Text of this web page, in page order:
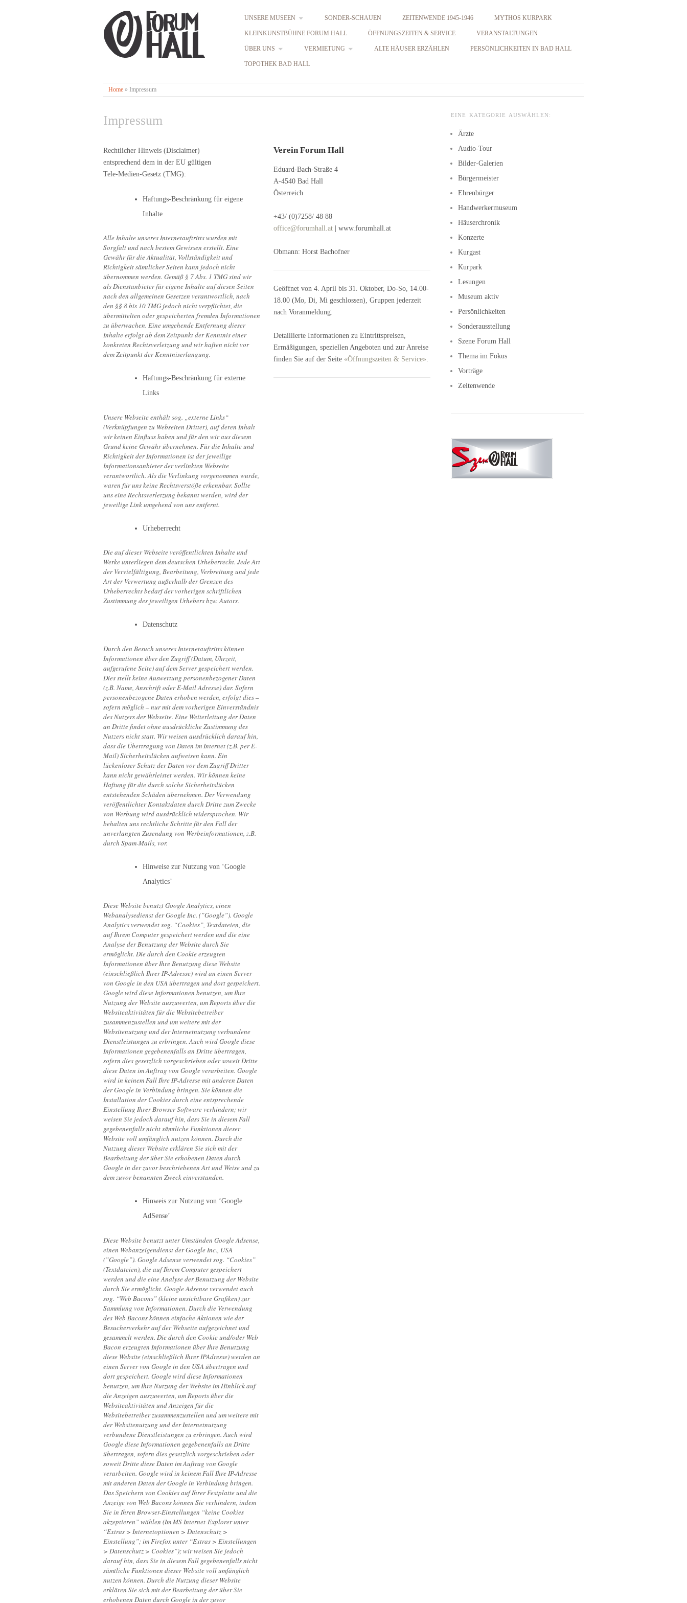
UNSERE MUSEEN SONDER-SCHAUEN ZEITENWENDE 1945-1946 MYTHOS KURPARK
KLEINKUNSTBÜHNE FORUM HALL ÖFFNUNGSZEITEN & SERVICE VERANSTALTUNGEN
ÜBER UNS VERMIETUNG ALTE HÄUSER ERZÄHLEN PERSÖNLICHKEITEN IN BAD HALL
TOPOTHEK BAD HALL
Home » Impressum
Impressum
Rechtlicher Hinweis (Disclaimer)
entsprechend dem in der EU gültigen
Tele-Medien-Gesetz (TMG):
Haftungs-Beschränkung für eigene
Inhalte
Alle Inhalte unseres Internetauftritts wurden mit
Sorgfalt und nach bestem Gewissen erstellt. Eine
Gewähr für die Aktualität, Vollständigkeit und
Richtigkeit sämtlicher Seiten kann jedoch nicht
übernommen werden. Gemäß § 7 Abs. 1 TMG sind wir
als Dienstanbieter für eigene Inhalte auf diesen Seiten
nach den allgemeinen Gesetzen verantwortlich, nach
den §§ 8 bis 10 TMG jedoch nicht verpflichtet, die
übermittelten oder gespeicherten fremden Informationen
zu überwachen. Eine umgehende Entfernung dieser
Inhalte erfolgt ab dem Zeitpunkt der Kenntnis einer
konkreten Rechtsverletzung und wir haften nicht vor
dem Zeitpunkt der Kenntniserlangung.
Haftungs-Beschränkung für externe
Links
Unsere Webseite enthält sog. „externe Links“
(Verknüpfungen zu Webseiten Dritter), auf deren Inhalt
wir keinen Einfluss haben und für den wir aus diesem
Grund keine Gewähr übernehmen. Für die Inhalte und
Richtigkeit der Informationen ist der jeweilige
Informationsanbieter der verlinkten Webseite
verantwortlich. Als die Verlinkung vorgenommen wurde,
waren für uns keine Rechtsverstöße erkennbar. Sollte
uns eine Rechtsverletzung bekannt werden, wird der
jeweilige Link umgehend von uns entfernt.
Urheberrecht
Die auf dieser Webseite veröffentlichten Inhalte und
Werke unterliegen dem deutschen Urheberrecht. Jede Art
der Vervielfältigung, Bearbeitung, Verbreitung und jede
Art der Verwertung außerhalb der Grenzen des
Urheberrechts bedarf der vorherigen schriftlichen
Zustimmung des jeweiligen Urhebers bzw. Autors.
Datenschutz
Durch den Besuch unseres Internetauftritts können
Informationen über den Zugriff (Datum, Uhrzeit,
aufgerufene Seite) auf dem Server gespeichert werden.
Dies stellt keine Auswertung personenbezogener Daten
(z.B. Name, Anschrift oder E-Mail Adresse) dar. Sofern
personenbezogene Daten erhoben werden, erfolgt dies –
sofern möglich – nur mit dem vorherigen Einverständnis
des Nutzers der Webseite. Eine Weiterleitung der Daten
an Dritte findet ohne ausdrückliche Zustimmung des
Nutzers nicht statt. Wir weisen ausdrücklich darauf hin,
dass die Übertragung von Daten im Internet (z.B. per E-
Mail) Sicherheitslücken aufweisen kann. Ein
lückenloser Schutz der Daten vor dem Zugriff Dritter
kann nicht gewährleistet werden. Wir können keine
Haftung für die durch solche Sicherheitslücken
entstehenden Schäden übernehmen. Der Verwendung
veröffentlichter Kontaktdaten durch Dritte zum Zwecke
von Werbung wird ausdrücklich widersprochen. Wir
behalten uns rechtliche Schritte für den Fall der
unverlangten Zusendung von Werbeinformationen, z.B.
durch Spam-Mails, vor.
Hinweise zur Nutzung von ‘Google
Analytics’
Diese Website benutzt Google Analytics, einen
Webanalysedienst der Google Inc. (”Google”). Google
Analytics verwendet sog. “Cookies”, Textdateien, die
auf Ihrem Computer gespeichert werden und die eine
Analyse der Benutzung der Website durch Sie
ermöglicht. Die durch den Cookie erzeugten
Informationen über Ihre Benutzung diese Website
(einschließlich Ihrer IP-Adresse) wird an einen Server
von Google in den USA übertragen und dort gespeichert.
Google wird diese Informationen benutzen, um Ihre
Nutzung der Website auszuwerten, um Reports über die
Websiteaktivitäten für die Websitebetreiber
zusammenzustellen und um weitere mit der
Websitenutzung und der Internetnutzung verbundene
Dienstleistungen zu erbringen. Auch wird Google diese
Informationen gegebenenfalls an Dritte übertragen,
sofern dies gesetzlich vorgeschrieben oder soweit Dritte
diese Daten im Auftrag von Google verarbeiten. Google
wird in keinem Fall Ihre IP-Adresse mit anderen Daten
der Google in Verbindung bringen. Sie können die
Installation der Cookies durch eine entsprechende
Einstellung Ihrer Browser Software verhindern; wir
weisen Sie jedoch darauf hin, dass Sie in diesem Fall
gegebenenfalls nicht sämtliche Funktionen dieser
Website voll umfänglich nutzen können. Durch die
Nutzung dieser Website erklären Sie sich mit der
Bearbeitung der über Sie erhobenen Daten durch
Google in der zuvor beschriebenen Art und Weise und zu
dem zuvor benannten Zweck einverstanden.
Hinweis zur Nutzung von ‘Google
AdSense’
Diese Website benutzt unter Umständen Google Adsense,
einen Webanzeigendienst der Google Inc., USA
(”Google”). Google Adsense verwendet sog. “Cookies”
(Textdateien), die auf Ihrem Computer gespeichert
werden und die eine Analyse der Benutzung der Website
durch Sie ermöglicht. Google Adsense verwendet auch
sog. “Web Bacons” (kleine unsichtbare Grafiken) zur
Sammlung von Informationen. Durch die Verwendung
des Web Bacons können einfache Aktionen wie der
Besucherverkehr auf der Webseite aufgezeichnet und
gesammelt werden. Die durch den Cookie und/oder Web
Bacon erzeugten Informationen über Ihre Benutzung
diese Website (einschließlich Ihrer IPAdresse) werden an
einen Server von Google in den USA übertragen und
dort gespeichert. Google wird diese Informationen
benutzen, um Ihre Nutzung der Website im Hinblick auf
die Anzeigen auszuwerten, um Reports über die
Websiteaktivitäten und Anzeigen für die
Websitebetreiber zusammenzustellen und um weitere mit
der Websitenutzung und der Internetnutzung
verbundene Dienstleistungen zu erbringen. Auch wird
Google diese Informationen gegebenenfalls an Dritte
übertragen, sofern dies gesetzlich vorgeschrieben oder
soweit Dritte diese Daten im Auftrag von Google
verarbeiten. Google wird in keinem Fall Ihre IP-Adresse
mit anderen Daten der Google in Verbindung bringen.
Das Speichern von Cookies auf Ihrer Festplatte und die
Anzeige von Web Bacons können Sie verhindern, indem
Sie in Ihren Browser-Einstellungen “keine Cookies
akzeptieren” wählen (Im MS Internet-Explorer unter
“Extras > Internetoptionen > Datenschutz >
Einstellung”; im Firefox unter “Extras > Einstellungen
> Datenschutz > Cookies”); wir weisen Sie jedoch
darauf hin, dass Sie in diesem Fall gegebenenfalls nicht
sämtliche Funktionen dieser Website voll umfänglich
nutzen können. Durch die Nutzung dieser Website
erklären Sie sich mit der Bearbeitung der über Sie
erhobenen Daten durch Google in der zuvor
Verein Forum Hall
Eduard-Bach-Straße 4
A-4540 Bad Hall
Österreich
+43/ (0)7258/ 48 88
office@forumhall.at| www.forumhall.at
Obmann: Horst Bachofner
Geöffnet von 4. April bis 31. Oktober, Do-So, 14.00-
18.00 (Mo, Di, Mi geschlossen), Gruppen jederzeit
nach Voranmeldung.
Detaillierte Informationen zu Eintrittspreisen,
Ermäßigungen, speziellen Angeboten und zur Anreise
finden Sie auf der Seite «Öffnungszeiten & Service».
EINE KATEGORIE AUSWÄHLEN:
Ärzte
Audio-Tour
Bilder-Galerien
Bürgermeister
Ehrenbürger
Handwerkermuseum
Häuserchronik
Konzerte
Kurgast
Kurpark
Lesungen
Museum aktiv
Persönlichkeiten
Sonderausstellung
Szene Forum Hall
Thema im Fokus
Vorträge
Zeitenwende